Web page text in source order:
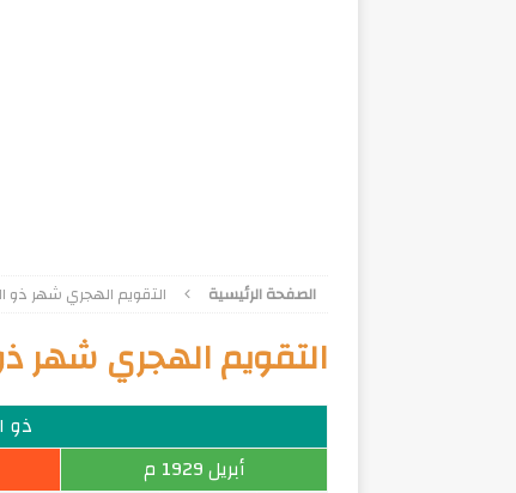
الصفحة الرئيسية التقويم الهجري شهر ذو
التقويم الهجري شهر ذو
ذو
أبريل 1929 م